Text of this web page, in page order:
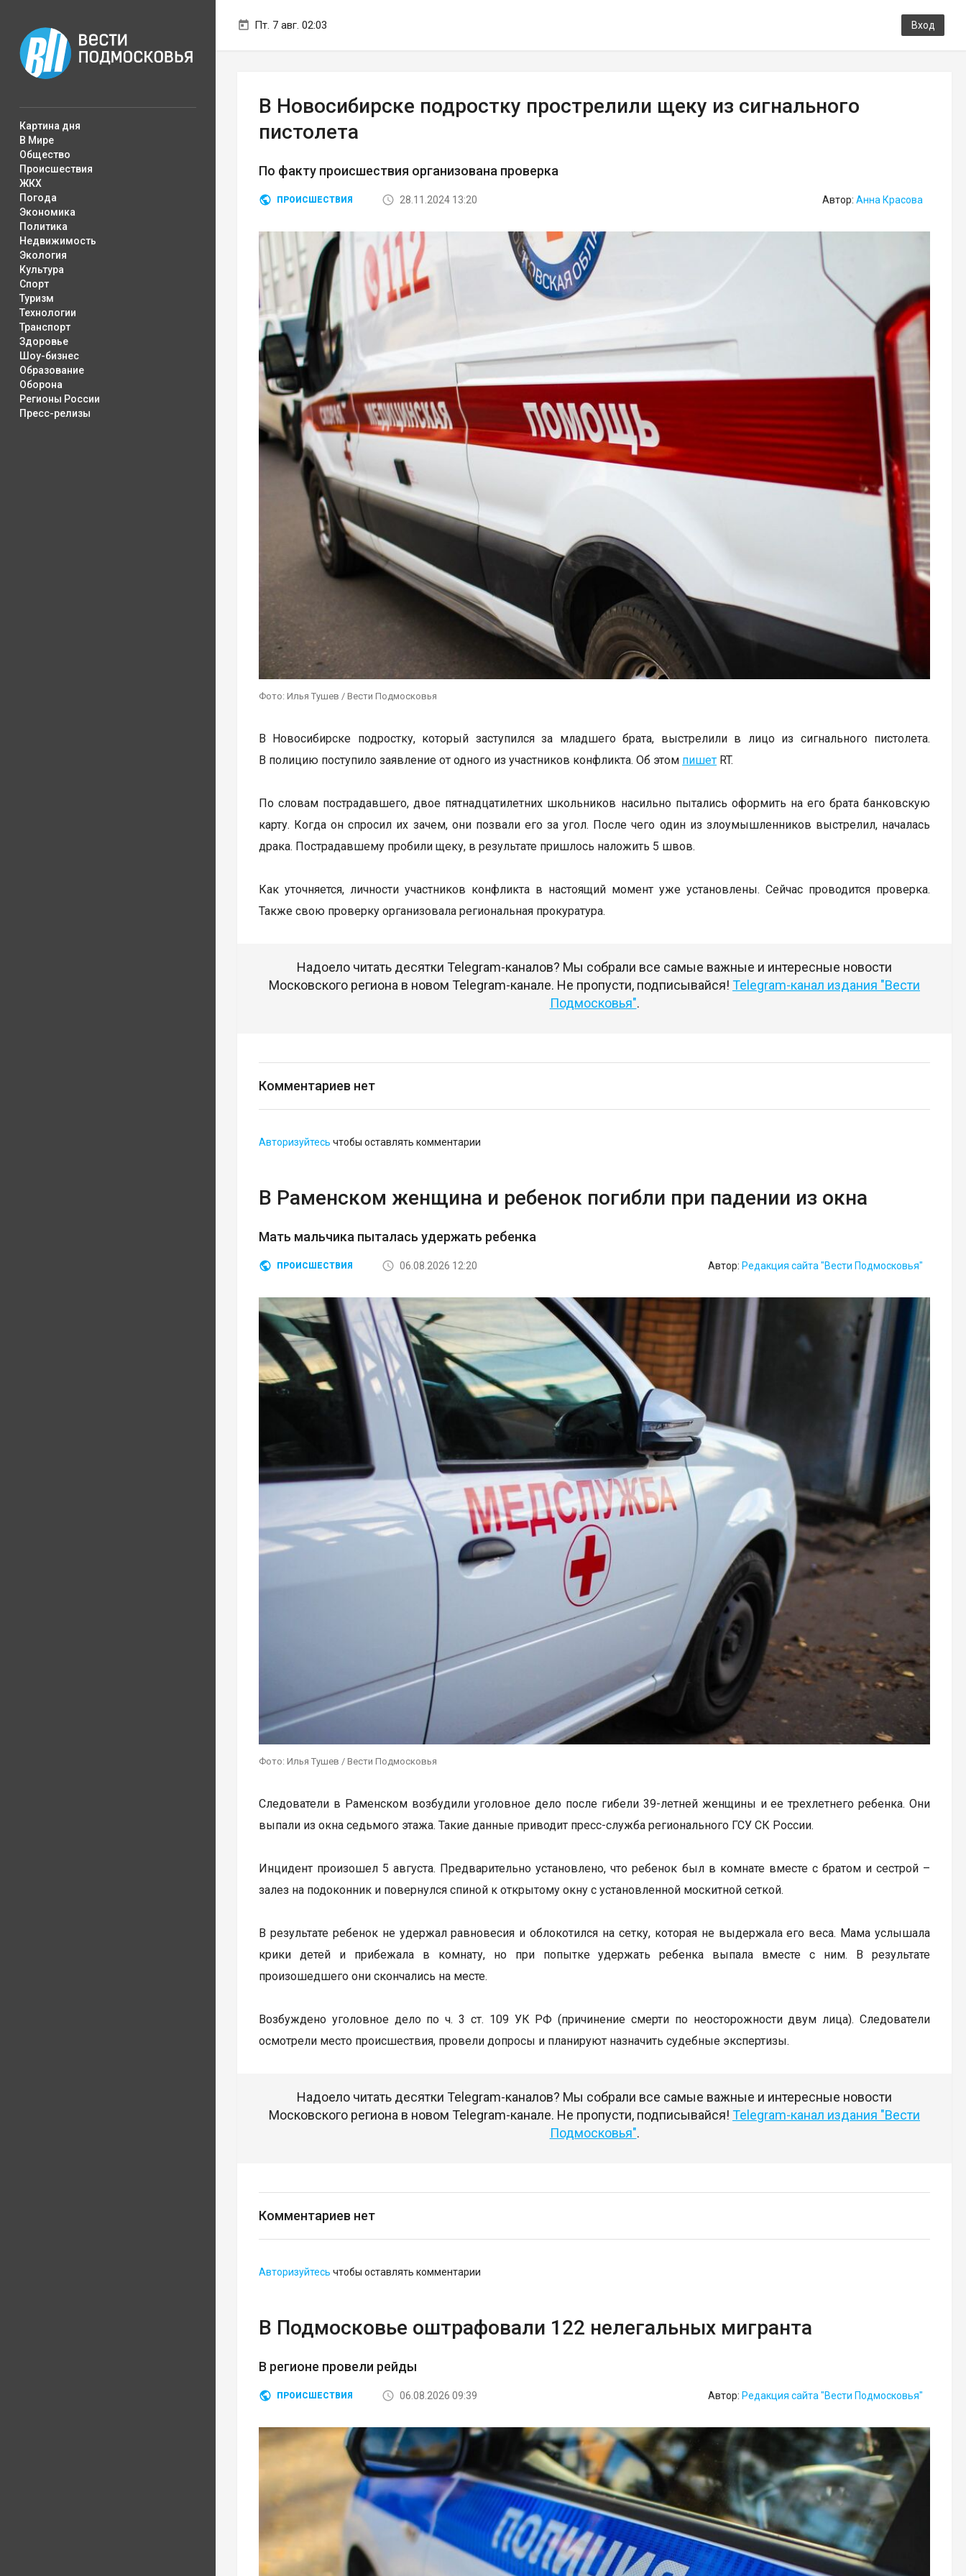
Пт. 7 авг. 02:03 Вход
Картина дня
В Мире
Общество
Происшествия
ЖКХ
Погода
Экономика
Политика
Недвижимость
Экология
Культура
Спорт
Туризм
Технологии
Транспорт
Здоровье
Шоу-бизнес
Образование
Оборона
Регионы России
Пресс-релизы
В Новосибирске подростку прострелили щеку из сигнального
пистолета
По факту происшествия организована проверка
ПРОИСШЕСТВИЯ 28.11.2024 13:20 Автор: Анна Красова
Фото: Илья Тушев / Вести Подмосковья
В Новосибирске подростку, который заступился за младшего брата, выстрелили в лицо из сигнального пистолета.
В полицию поступило заявление от одного из участников конфликта. Об этом пишет RT.
По словам пострадавшего, двое пятнадцатилетних школьников насильно пытались оформить на его брата банковскую
карту. Когда он спросил их зачем, они позвали его за угол. После чего один из злоумышленников выстрелил, началась
драка. Пострадавшему пробили щеку, в результате пришлось наложить 5 швов.
Как уточняется, личности участников конфликта в настоящий момент уже установлены. Сейчас проводится проверка.
Также свою проверку организовала региональная прокуратура.
Надоело читать десятки Telegram-каналов? Мы собрали все самые важные и интересные новости
Московского региона в новом Telegram-канале. Не пропусти, подписывайся! Telegram-канал издания "Вести
Подмосковья".
Комментариев нет
Авторизуйтесь чтобы оставлять комментарии
В Раменском женщина и ребенок погибли при падении из окна
Мать мальчика пыталась удержать ребенка
ПРОИСШЕСТВИЯ 06.08.2026 12:20 Автор: Редакция сайта "Вести Подмосковья"
Фото: Илья Тушев / Вести Подмосковья
Следователи в Раменском возбудили уголовное дело после гибели 39-летней женщины и ее трехлетнего ребенка. Они
выпали из окна седьмого этажа. Такие данные приводит пресс-служба регионального ГСУ СК России.
Инцидент произошел 5 августа. Предварительно установлено, что ребенок был в комнате вместе с братом и сестрой –
залез на подоконник и повернулся спиной к открытому окну с установленной москитной сеткой.
В результате ребенок не удержал равновесия и облокотился на сетку, которая не выдержала его веса. Мама услышала
крики детей и прибежала в комнату, но при попытке удержать ребенка выпала вместе с ним. В результате
произошедшего они скончались на месте.
Возбуждено уголовное дело по ч. 3 ст. 109 УК РФ (причинение смерти по неосторожности двум лица). Следователи
осмотрели место происшествия, провели допросы и планируют назначить судебные экспертизы.
Надоело читать десятки Telegram-каналов? Мы собрали все самые важные и интересные новости
Московского региона в новом Telegram-канале. Не пропусти, подписывайся! Telegram-канал издания "Вести
Подмосковья".
Комментариев нет
Авторизуйтесь чтобы оставлять комментарии
В Подмосковье оштрафовали 122 нелегальных мигранта
В регионе провели рейды
ПРОИСШЕСТВИЯ 06.08.2026 09:39 Автор: Редакция сайта "Вести Подмосковья"